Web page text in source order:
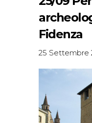
Fidenza
25 Settembre